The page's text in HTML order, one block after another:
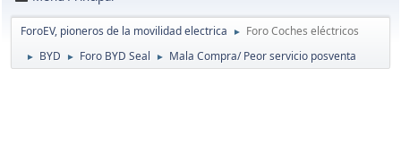
ForoEV, pioneros de la movilidad electrica ► Foro Coches eléctricos
► BYD ► Foro BYD Seal ► Mala Compra/ Peor servicio posventa